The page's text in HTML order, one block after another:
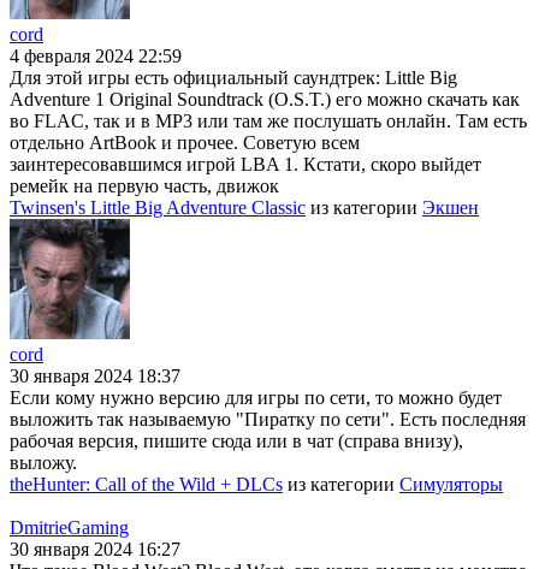
cord
4 февраля 2024 22:59
Для этой игры есть официальный саундтрек: Little Big
Adventure 1 Original Soundtrack (O.S.T.) его можно скачать как
во FLAC, так и в MP3 или там же послушать онлайн. Там есть
отдельно ArtBook и прочее. Советую всем
заинтересовавшимся игрой LBA 1. Кстати, скоро выйдет
ремейк на первую часть, движок
Twinsen's Little Big Adventure Classic из категории Экшен
cord
30 января 2024 18:37
Если кому нужно версию для игры по сети, то можно будет
выложить так называемую "Пиратку по сети". Есть последняя
рабочая версия, пишите сюда или в чат (справа внизу),
выложу.
theHunter: Call of the Wild + DLCs из категории Симуляторы
DmitrieGaming
30 января 2024 16:27